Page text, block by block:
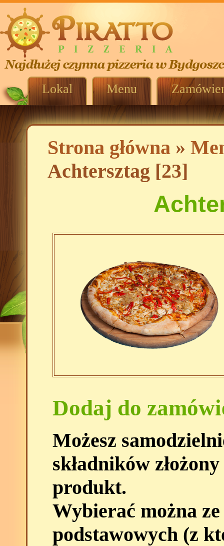
Lokal Menu
Strona główna »
Achtersztag [23]
Dodaj do
Możesz
składników
produkt.
Wybierać można
podstawowych (z